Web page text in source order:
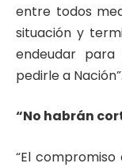
entre todos
situación y
endeudar
pedirle a Nación”.
“No habrán
“El